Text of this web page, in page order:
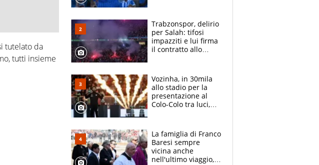
tutelato da
tutti insieme
Trabzonspor, delirio
per Salah: tifosi
impazziti e lui firma
il contratto allo
Vozinha, in 30mila
allo stadio per la
presentazione al
Colo-Colo tra luci,
La famiglia di Franco
Baresi sempre
vicina anche
nell'ultimo viaggio,